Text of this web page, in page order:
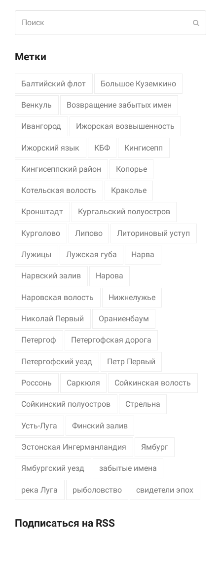
Метки
Балтийский флот Большое Куземкино
Венкуль Возвращение забытых имен
Ивангород Ижорская возвышенность
Ижорский язык КБФ Кингисепп
Кингисеппский район Копорье
Котельская волость Краколье
Кронштадт Кургальский полуостров
Курголово Липово Литориновый уступ
Лужицы Лужская губа Нарва
Нарвский залив Нарова
Наровская волость Нижнелужье
Николай Первый Ораниенбаум
Петергоф Петергофская дорога
Петергофский уезд Петр Первый
Россонь Саркюля Сойкинская волость
Сойкинский полуостров Стрельна
Усть-Луга Финский залив
Эстонская Ингерманландия Ямбург
Ямбургский уезд забытые имена
река Луга рыболовство свидетели эпох
Подписаться на RSS
предложения.